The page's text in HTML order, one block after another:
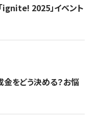
ignite! 2025」イベント
金をどう決める？お悩